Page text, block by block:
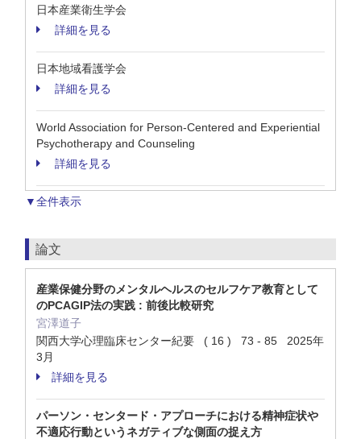
日本産業衛生学会
詳細を見る
日本地域看護学会
詳細を見る
World Association for Person-Centered and Experiential
Psychotherapy and Counseling
詳細を見る
▼全件表示
論文
産業保健分野のメンタルヘルスのセルフケア教育として
のPCAGIP法の実践 : 前後比較研究
宮澤道子
関西大学心理臨床センター紀要 ( 16 ) 73 - 85 2025年
3月
詳細を見る
パーソン・センタード・アプローチにおける精神症状や
不適応行動というネガティブな側面の捉え方